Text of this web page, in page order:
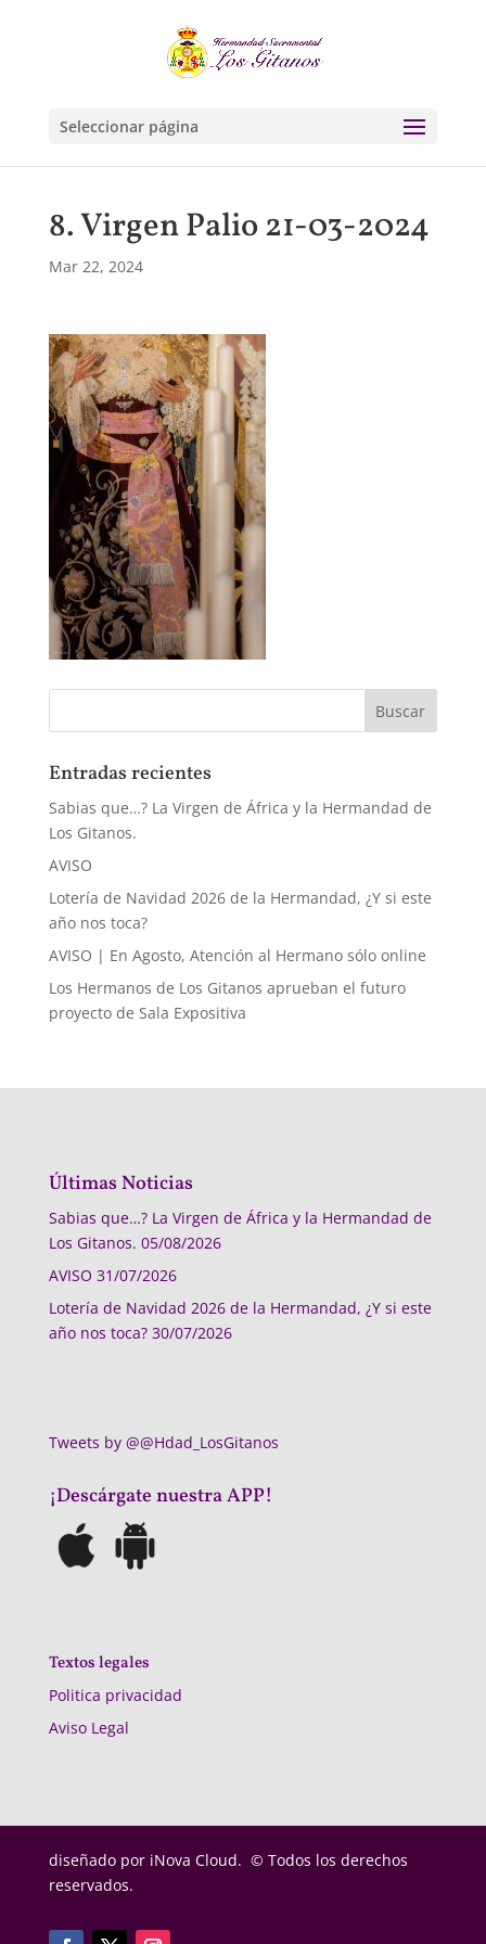
Seleccionar página
8. Virgen Palio 21-03-2024
Mar 22, 2024
Entradas recientes
Sabias que…? La Virgen de África y la Hermandad de
Los Gitanos.
AVISO
Lotería de Navidad 2026 de la Hermandad, ¿Y si este
año nos toca?
AVISO | En Agosto, Atención al Hermano sólo online
Los Hermanos de Los Gitanos aprueban el futuro
proyecto de Sala Expositiva
Últimas Noticias
Sabias que…? La Virgen de África y la Hermandad de
Los Gitanos. 05/08/2026
AVISO 31/07/2026
Lotería de Navidad 2026 de la Hermandad, ¿Y si este
año nos toca? 30/07/2026
Tweets by @@Hdad_LosGitanos
¡Descárgate nuestra APP!
Textos legales
Politica privacidad
Aviso Legal
diseñado por iNova Cloud. © Todos los derechos
reservados.